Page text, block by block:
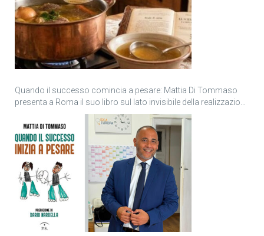
Quando il successo comincia a pesare: Mattia Di Tommaso
presenta a Roma il suo libro sul lato invisibile della realizzazione